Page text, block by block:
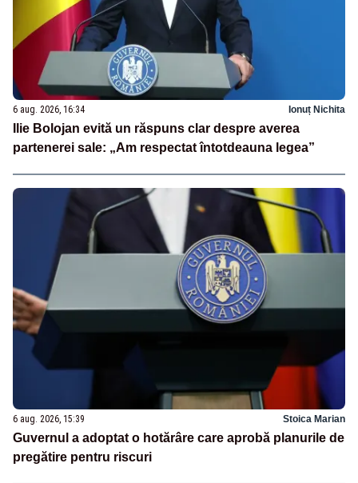
6 aug. 2026, 16:34 Ionuț Nichita
Ilie Bolojan evită un răspuns clar despre averea
partenerei sale: „Am respectat întotdeauna legea”
6 aug. 2026, 15:39 Stoica Marian
Guvernul a adoptat o hotărâre care aprobă planurile de
pregătire pentru riscuri